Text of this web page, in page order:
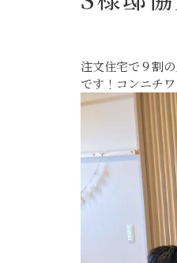
注文住宅で９割
です！コンニチ